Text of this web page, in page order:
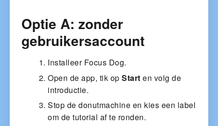
Optie A: zonder
gebruikersaccount
Installeer Focus Dog.
Open de app, tik op Start en volg de
introductie.
Stop de donutmachine en kies een label
om de tutorial af te ronden.